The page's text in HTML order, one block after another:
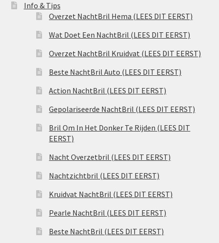
Info & Tips
Overzet NachtBril Hema (LEES DIT EERST)
Wat Doet Een NachtBril (LEES DIT EERST)
Overzet NachtBril Kruidvat (LEES DIT EERST)
Beste NachtBril Auto (LEES DIT EERST)
Action NachtBril (LEES DIT EERST)
Gepolariseerde NachtBril (LEES DIT EERST)
Bril Om In Het Donker Te Rijden (LEES DIT
EERST)
Nacht Overzetbril (LEES DIT EERST)
Nachtzichtbril (LEES DIT EERST)
Kruidvat NachtBril (LEES DIT EERST)
Pearle NachtBril (LEES DIT EERST)
Beste NachtBril (LEES DIT EERST)